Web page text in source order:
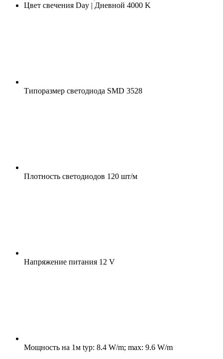
Цвет свечения Day | Дневной 4000 K
Типоразмер светодиода SMD 3528
Плотность светодиодов 120 шт/м
Напряжение питания 12 V
Мощность на 1м typ: 8.4 W/m; max: 9.6 W/m